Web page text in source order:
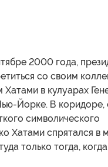
2000 года,
со своим
в кулуарах
Йорке. В коридоре,
символического
Хатами спрятался в
только тогда,